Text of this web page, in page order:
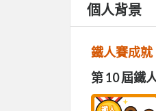
個人背景
鐵人賽成就
第 10 屆鐵